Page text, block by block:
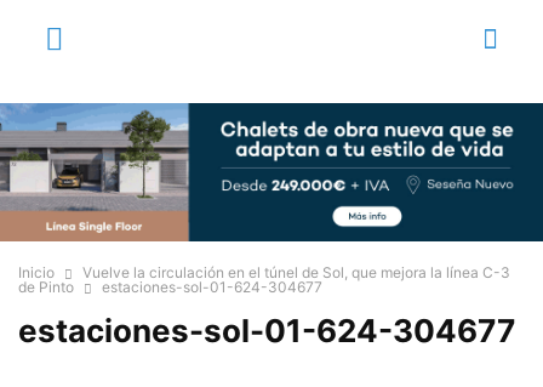
Inicio
Vuelve la circulación en el túnel de Sol, que mejora la línea C-3
de Pinto
estaciones-sol-01-624-304677
estaciones-sol-01-624-304677